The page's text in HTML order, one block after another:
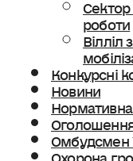
роботи
Вілліл
Конкурсні
Новини
Омбудсмен
Охорона